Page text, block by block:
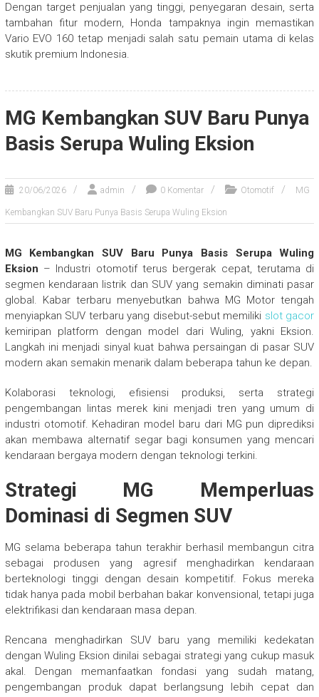
Dengan target penjualan yang tinggi, penyegaran desain, serta
tambahan fitur modern, Honda tampaknya ingin memastikan
Vario EVO 160 tetap menjadi salah satu pemain utama di kelas
skutik premium Indonesia.
MG Kembangkan SUV Baru Punya
Basis Serupa Wuling Eksion
20/06/2026 admin 0 Komentar Otomotif MG
Kembangkan SUV Baru Punya Basis Serupa Wuling Eksion
MG Kembangkan SUV Baru Punya Basis Serupa Wuling
Eksion – Industri otomotif terus bergerak cepat, terutama di
segmen kendaraan listrik dan SUV yang semakin diminati pasar
global. Kabar terbaru menyebutkan bahwa MG Motor tengah
menyiapkan SUV terbaru yang disebut-sebut memiliki slot gacor
kemiripan platform dengan model dari Wuling, yakni Eksion.
Langkah ini menjadi sinyal kuat bahwa persaingan di pasar SUV
modern akan semakin menarik dalam beberapa tahun ke depan.
Kolaborasi teknologi, efisiensi produksi, serta strategi
pengembangan lintas merek kini menjadi tren yang umum di
industri otomotif. Kehadiran model baru dari MG pun diprediksi
akan membawa alternatif segar bagi konsumen yang mencari
kendaraan bergaya modern dengan teknologi terkini.
Strategi MG Memperluas
Dominasi di Segmen SUV
MG selama beberapa tahun terakhir berhasil membangun citra
sebagai produsen yang agresif menghadirkan kendaraan
berteknologi tinggi dengan desain kompetitif. Fokus mereka
tidak hanya pada mobil berbahan bakar konvensional, tetapi juga
elektrifikasi dan kendaraan masa depan.
Rencana menghadirkan SUV baru yang memiliki kedekatan
dengan Wuling Eksion dinilai sebagai strategi yang cukup masuk
akal. Dengan memanfaatkan fondasi yang sudah matang,
pengembangan produk dapat berlangsung lebih cepat dan